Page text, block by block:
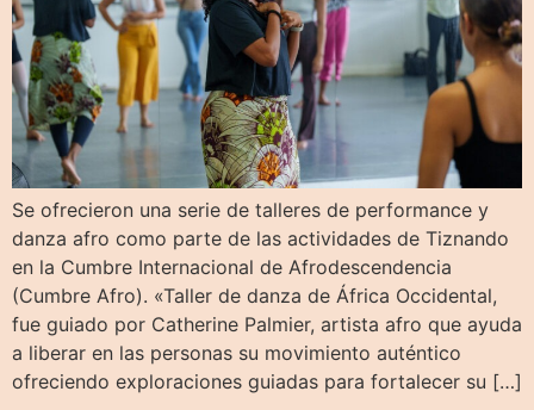
Se ofrecieron una serie de talleres de performance y
danza afro como parte de las actividades de Tiznando
en la Cumbre Internacional de Afrodescendencia
(Cumbre Afro). «Taller de danza de África Occidental,
fue guiado por Catherine Palmier, artista afro que ayuda
a liberar en las personas su movimiento auténtico
ofreciendo exploraciones guiadas para fortalecer su […]